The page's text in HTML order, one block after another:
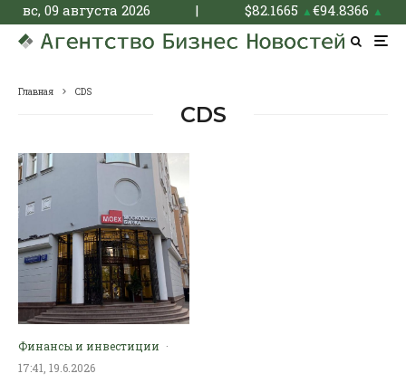
вс, 09 августа 2026 | $82.1665 ▲€94.8366 ▲
Главная CDS
CDS
Финансы и инвестиции ·
17:41, 19.6.2026